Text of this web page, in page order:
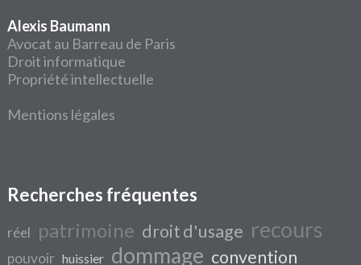
Alexis Baumann
Avocat au Barreau de Paris
Droit informatique
Propriété intellectuelle
Mentions légales
Recherches fréquentes
réel patrimoine droit d'usage recours
pouvoir huissier dommage convention